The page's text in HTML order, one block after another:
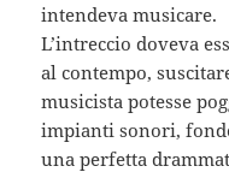
intendeva musicare.
L’intreccio doveva
al contempo,
musicista potesse
impianti sonori,
una perfetta